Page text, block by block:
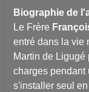
Biographie de
Le Frère
entré dans la vie
Martin de
charges pendant
s'installer seul